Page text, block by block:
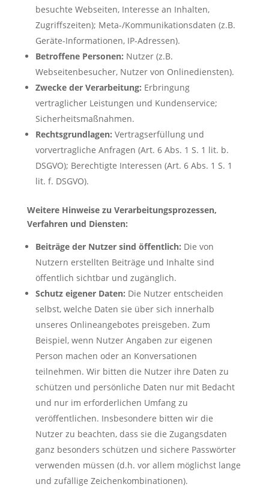
besuchte Webseiten, Interesse an Inhalten,
Zugriffszeiten); Meta-/Kommunikationsdaten (z.B.
Geräte-Informationen, IP-Adressen).
Betroffene Personen: Nutzer (z.B.
Webseitenbesucher, Nutzer von Onlinediensten).
Zwecke der Verarbeitung: Erbringung
vertraglicher Leistungen und Kundenservice;
Sicherheitsmaßnahmen.
Rechtsgrundlagen: Vertragserfüllung und
vorvertragliche Anfragen (Art. 6 Abs. 1 S. 1 lit. b.
DSGVO); Berechtigte Interessen (Art. 6 Abs. 1 S. 1
lit. f. DSGVO).
Weitere Hinweise zu Verarbeitungsprozessen,
Verfahren und Diensten:
Beiträge der Nutzer sind öffentlich: Die von
Nutzern erstellten Beiträge und Inhalte sind
öffentlich sichtbar und zugänglich.
Schutz eigener Daten: Die Nutzer entscheiden
selbst, welche Daten sie über sich innerhalb
unseres Onlineangebotes preisgeben. Zum
Beispiel, wenn Nutzer Angaben zur eigenen
Person machen oder an Konversationen
teilnehmen. Wir bitten die Nutzer ihre Daten zu
schützen und persönliche Daten nur mit Bedacht
und nur im erforderlichen Umfang zu
veröffentlichen. Insbesondere bitten wir die
Nutzer zu beachten, dass sie die Zugangsdaten
ganz besonders schützen und sichere Passwörter
verwenden müssen (d.h. vor allem möglichst lange
und zufällige Zeichenkombinationen).